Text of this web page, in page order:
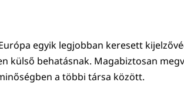
egyik legjobban keresett
külső behatásnak. Magabiztosan
a többi társa között.